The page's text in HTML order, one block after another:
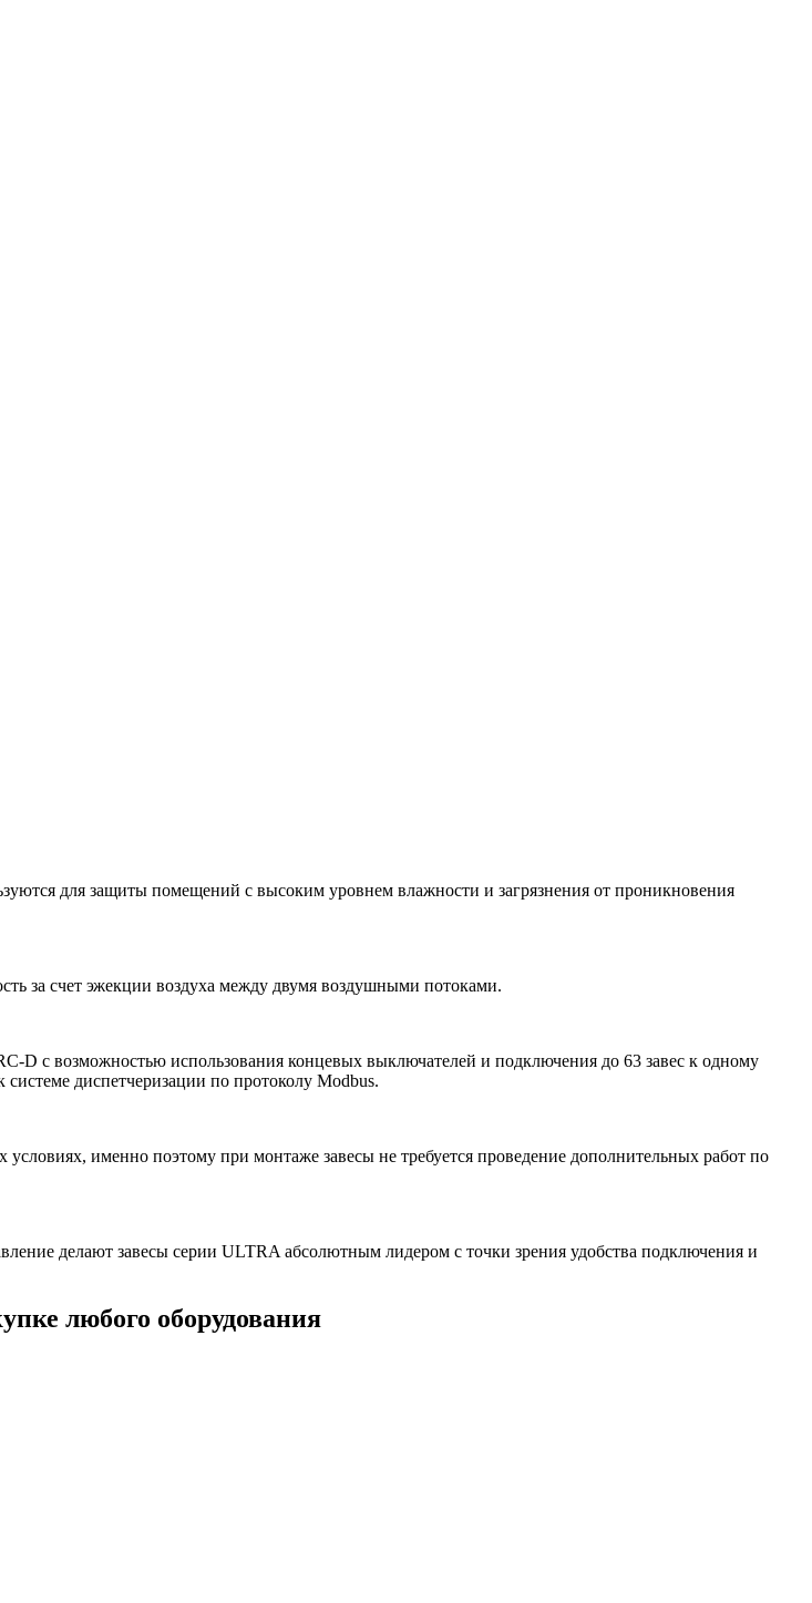
для защиты помещений с высоким уровнем влажности и загрязнения от проникновения
за счет эжекции воздуха между двумя воздушными потоками.
D с возможностью использования концевых выключателей и подключения до 63 завес к одному
диспетчеризации по протоколу Modbus.
именно поэтому при монтаже завесы не требуется проведение дополнительных работ по
делают завесы серии ULTRA абсолютным лидером с точки зрения удобства подключения и
любого оборудования